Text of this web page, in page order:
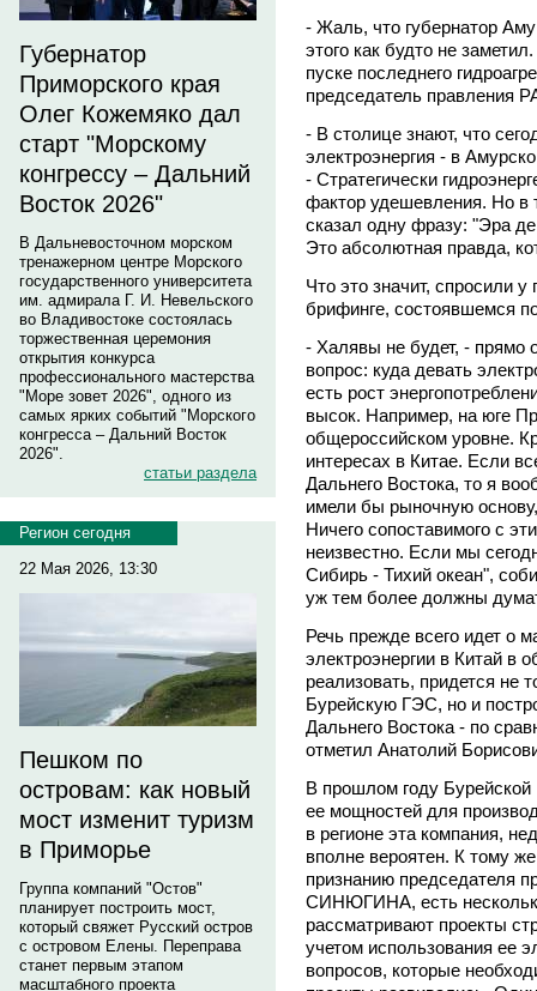
Губернатор
Приморского края
Олег Кожемяко дал
старт "Морскому
конгрессу – Дальний
Восток 2026"
В Дальневосточном морском
тренажерном центре Морского
государственного университета
им. адмирала Г. И. Невельского
во Владивостоке состоялась
торжественная церемония
открытия конкурса
профессионального мастерства
"Море зовет 2026", одного из
самых ярких событий "Морского
конгресса – Дальний Восток
2026".
статьи раздела
Регион сегодня
22 Мая 2026, 13:30
Пешком по
островам: как новый
мост изменит туризм
в Приморье
Группа компаний "Остов"
планирует построить мост,
который свяжет Русский остров
с островом Елены. Переправа
станет первым этапом
масштабного проекта
- Жаль, что губернатор
этого как будто не
пуске последнего
председатель правления
- В столице знают, что
электроэнергия - в
- Стратегически
фактор удешевления. Но в
сказал одну фразу: "Эра
Это абсолютная правда,
Что это значит, спросили
брифинге, состоявшемся
- Халявы не будет, - прямо
вопрос: куда девать
есть рост
высок. Например, на юге
общероссийском уровне.
интересах в Китае. Если
Дальнего Востока, то я
имели бы рыночную основу,
Ничего сопоставимого с
неизвестно. Если мы
Сибирь - Тихий океан",
уж тем более должны
Речь прежде всего идет о
электроэнергии в Китай в
реализовать, придется не
Бурейскую ГЭС, но и
Дальнего Востока - по
отметил Анатолий
В прошлом году
ее мощностей для
в регионе эта компания,
вполне вероятен. К тому
признанию председателя
СИНЮГИНА, есть
рассматривают проекты
учетом использования ее
вопросов, которые